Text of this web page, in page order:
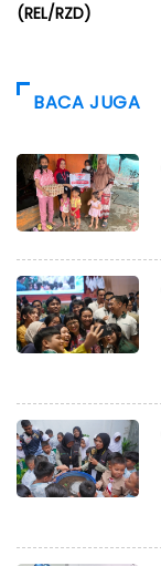
(REL/RZD)
BACA JUGA